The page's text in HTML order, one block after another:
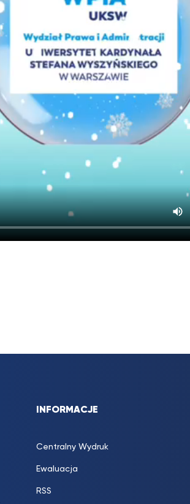
INFORMACJE
Centralny Wydruk
Ewaluacja
RSS